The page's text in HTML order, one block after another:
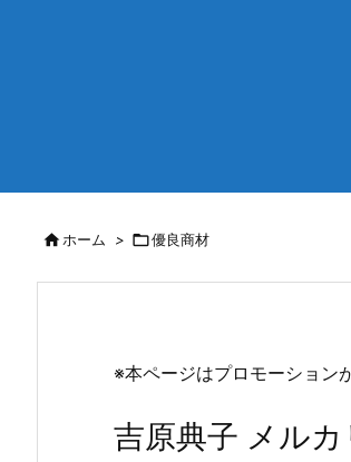
ホーム > 優良商材
※本ページはプロモーション
吉原典子 メル